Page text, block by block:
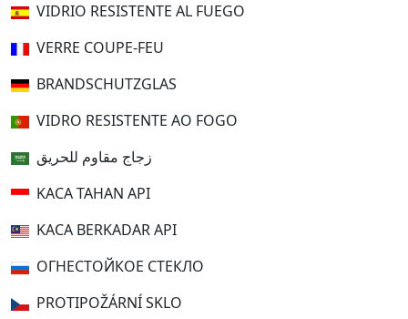
VIDRIO RESISTENTE AL FUEGO
VERRE COUPE-FEU
BRANDSCHUTZGLAS
VIDRO RESISTENTE AO FOGO
زجاج مقاوم للحريق
KACA TAHAN API
KACA BERKADAR API
ОГНЕСТОЙКОЕ СТЕКЛО
PROTIPOŽÁRNÍ SKLO